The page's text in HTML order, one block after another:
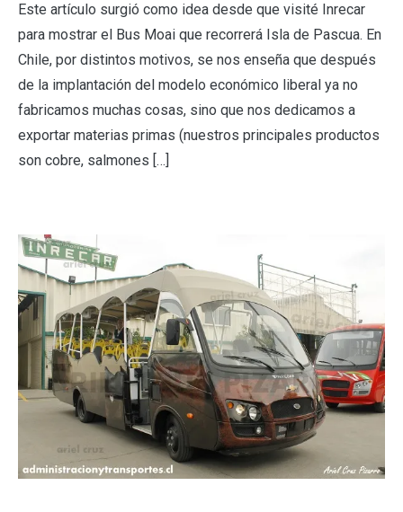
Este artículo surgió como idea desde que visité Inrecar
para mostrar el Bus Moai que recorrerá Isla de Pascua. En
Chile, por distintos motivos, se nos enseña que después
de la implantación del modelo económico liberal ya no
fabricamos muchas cosas, sino que nos dedicamos a
exportar materias primas (nuestros principales productos
son cobre, salmones […]